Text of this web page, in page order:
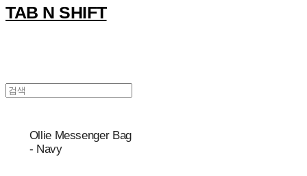
TAB N SHIFT
Ollie Messenger Bag
- Navy